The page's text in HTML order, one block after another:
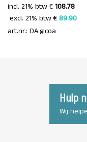
incl. 21% btw € 108.78
excl. 21% btw € 89.90
art.nr.: DA.glcoa
Hulp
Wij